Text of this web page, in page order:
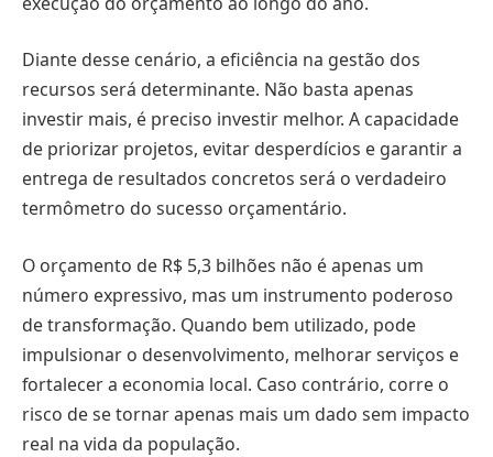
Diante desse cenário, a eficiência na gestão dos
recursos será determinante. Não basta apenas
investir mais, é preciso investir melhor. A capacidade
de priorizar projetos, evitar desperdícios e garantir a
entrega de resultados concretos será o verdadeiro
termômetro do sucesso orçamentário.
O orçamento de R$ 5,3 bilhões não é apenas um
número expressivo, mas um instrumento poderoso
de transformação. Quando bem utilizado, pode
impulsionar o desenvolvimento, melhorar serviços e
fortalecer a economia local. Caso contrário, corre o
risco de se tornar apenas mais um dado sem impacto
real na vida da população.